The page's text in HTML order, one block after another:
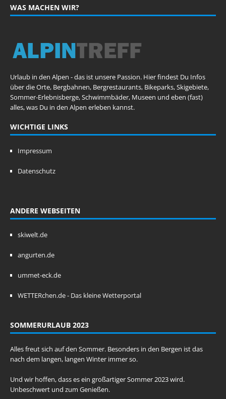
WAS MACHEN WIR?
Urlaub in den Alpen - das ist unsere Passion. Hier findest Du Infos
über die Orte, Bergbahnen, Bergrestaurants, Bikeparks, Skigebiete,
Sommer-Erlebnisberge, Schwimmbäder, Museen und eben (fast)
alles, was Du in den Alpen erleben kannst.
WICHTIGE LINKS
Impressum
Datenschutz
ANDERE WEBSEITEN
skiwelt.de
angurten.de
ummet-eck.de
WETTERchen.de - Das kleine Wetterportal
SOMMERURLAUB 2023
Alles freut sich auf den Sommer. Besonders in den Bergen ist das
nach dem langen, langen Winter immer so.
Und wir hoffen, dass es ein großartiger Sommer 2023 wird.
Unbeschwert und zum Genießen.